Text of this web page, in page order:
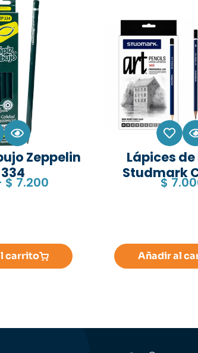
Zeppelin
334
$7.200
carrito
Lápices
Studmark
$
Añadir al